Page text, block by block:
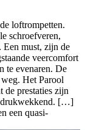
loftrompetten.
schroefveren,
Een must, zijn de
veercomfort
te evenaren. De
Het Parool
prestaties zijn
[…]
een quasi-